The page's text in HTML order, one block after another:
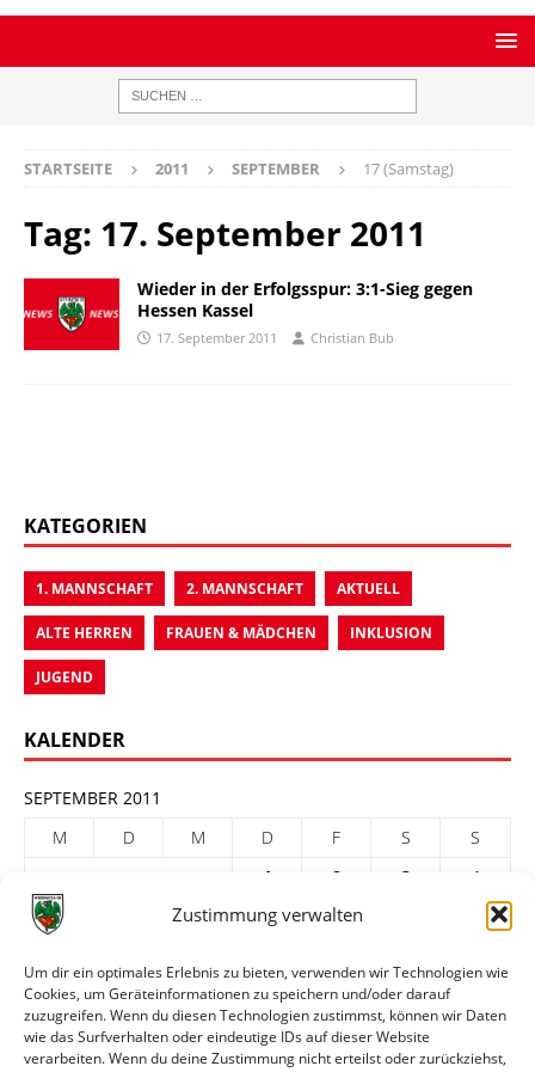
Zustimmung verwalten
Um dir ein optimales Erlebnis zu bieten, verwenden wir Technologien wie
Cookies, um Geräteinformationen zu speichern und/oder darauf
zuzugreifen. Wenn du diesen Technologien zustimmst, können wir Daten
wie das Surfverhalten oder eindeutige IDs auf dieser Website
verarbeiten. Wenn du deine Zustimmung nicht erteilst oder zurückziehst,
STARTSEITE 2011 SEPTEMBER 17 (Samstag)
Tag: 17. September 2011
Wieder in der Erfolgsspur: 3:1-Sieg gegen
Hessen Kassel
17. September 2011 Christian Bub
KATEGORIEN
1. MANNSCHAFT 2. MANNSCHAFT AKTUELL
ALTE HERREN FRAUEN & MÄDCHEN INKLUSION
JUGEND
KALENDER
SEPTEMBER 2011
M
D M D F S
S
1
2 3
4
5
7 8 9
19
20 21 22 23 24
26
27 28 29
30